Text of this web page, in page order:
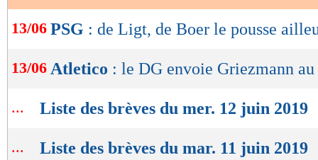
13/06 PSG : de Ligt, de Boer le pousse
13/06 Atletico : le DG envoie Griezmann
... Liste des brèves du mer. 12 juin 2019
... Liste des brèves du mar. 11 juin 2019